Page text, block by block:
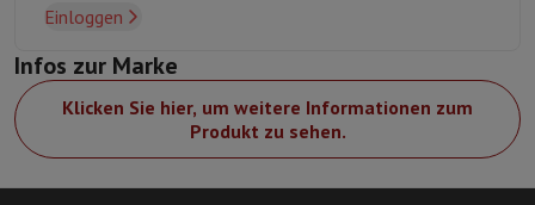
Kundenservice Reparieren Sie Ihr Gerät
Einloggen
Infos zur Marke
Klicken Sie hier, um weitere Informationen zum
Produkt zu sehen.